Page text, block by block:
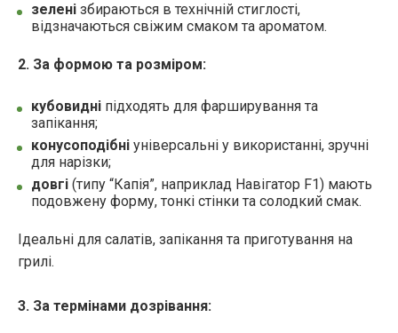
зелені збираються в технічній стиглості,
відзначаються свіжим смаком та ароматом.
2. За формою та розміром:
кубовидні підходять для фарширування та
запікання;
конусоподібні універсальні у використанні, зручні
для нарізки;
довгі (типу “Капія”, наприклад Навігатор F1) мають
подовжену форму, тонкі стінки та солодкий смак.
Ідеальні для салатів, запікання та приготування на
грилі.
3. За термінами дозрівання: